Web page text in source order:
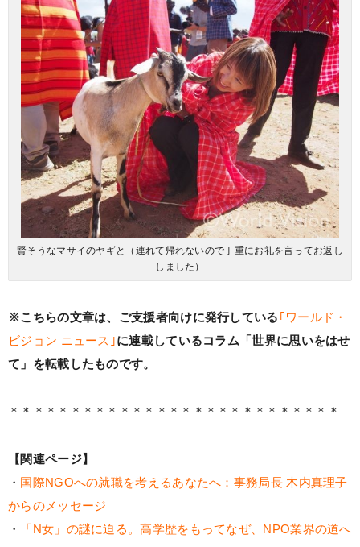
賢そうなマサイのヤギと（連れて帰れないので丁重にお礼を言ってお返し
しました）
※こちらの文章は、ご支援者向けに発行している ｢ワールド・
ビジョン ニュース｣に連載しているコラム 「世界に思いをはせ
て」を転載したものです。
＊＊＊＊＊＊＊＊＊＊＊＊＊＊＊＊＊＊＊＊＊＊＊＊＊＊＊
【関連ページ】
・ 国際NGOへの就職を考えるあなたへ：事務局長 木内真理子
からのメッセージ
・
「N女」の謎に迫る。高学歴をもってなぜ、NPO業界の道へ